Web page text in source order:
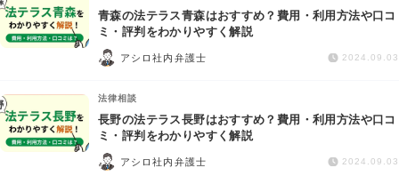
法律相談
債務整理
おすすめ弁護士診断
AI Search Premium
掲載をご検討の弁護士の方へ
青森の法テラス青森はおすすめ？費用・利用方法や口コ
ミ・評判をわかりやすく解説
アシロ社内弁護士 2024.09.03
法律相談
長野の法テラス長野はおすすめ？費用・利用方法や口コ
ミ・評判をわかりやすく解説
アシロ社内弁護士 2024.09.03